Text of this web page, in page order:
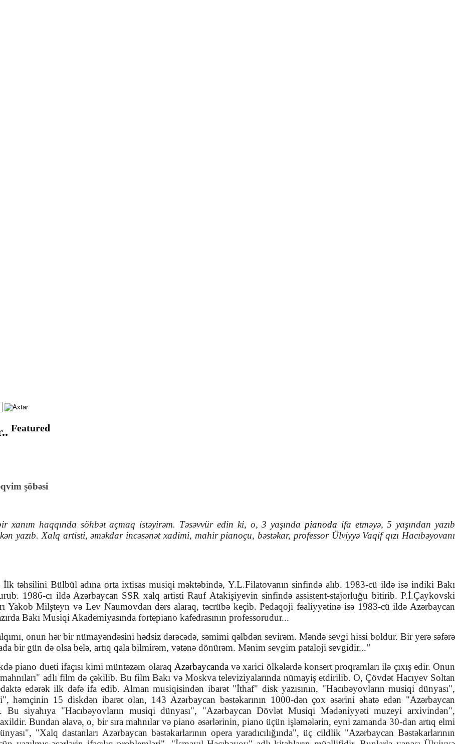
Featured
şöbəsi
haqqında söhbət açmaq istəyirəm. Təsəvvür edin ki, o, 3 yaşında pianoda ifa etməyə, 5 yaşından yazıb
yazıb. Xalq artisti, əməkdar incəsənət xadimi, mahir pianoçu, bəstəkar, professor Ülviyyə Vaqif qızı Hacıbəyovanı
təhsilini Bülbül adına orta ixtisas musiqi məktəbində, Y.L.Filatovanın sinfində alıb. 1983-cü ildə isə indiki Bakı
1986-cı ildə Azərbaycan SSR xalq artistiRauf Atakişiyevinsinfində assistent-stajorluğu bitirib. P.İ.Çaykovski
Yakob Milşteyn və Lev Naumovdan dərs alaraq, təcrübə keçib. Pedaqoji fəaliyyətinə isə 1983-cü ildə Azərbaycan
Bakı Musiqi Akademiyasında fortepiano kafedrasının professorudur...
onun hər bir nümayəndəsini hədsiz dərəcədə, səmimi qəlbdən sevirəm. Məndə sevgi hissi boldur. Bir yerə səfərə
bir gün də olsa belə, artıq qala bilmirəm, vətənə dönürəm. Mənim sevgim pataloji sevgidir...”
piano dueti ifaçısı kimi müntəzəm olaraq Azərbaycanda və xarici ölkələrdə konsert proqramları ilə çıxış edir. Onun
adlı film də çəkilib. Bu film Bakı və Moskva televiziyalarında nümayiş etdirilib. O, Çövdət Hacıyev Soltan
edərək ilk dəfə ifa edib. Alman musiqisindən ibarət "İthaf" disk yazısının, "Hacıbəyovların musiqi dünyası",
həmçinin 15 diskdən ibarət olan, 143 Azərbaycan bəstəkarının 1000-dən çox əsərini əhatə edən "Azərbaycan
Bu siyahıya "Hacıbəyovların musiqi dünyası", "Azərbaycan Dövlət Musiqi Mədəniyyəti muzeyi arxivindən",
Bundan əlavə, o, bir sıra mahnılar və piano əsərlərinin, piano üçün işləmələrin, eyni zamanda 30-dan artıq elmi
"Xalq dastanları Azərbaycan bəstəkarlarının opera yaradıcılığında", üç cildlik "Azərbaycan Bəstəkarlarının